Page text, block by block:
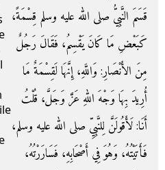
قَسَمَ النَّبِيُّ صلى الله عليه وسلم قِسْمَةً،
كَبَعْضِ مَا كَانَ يَقْسِمُ، فَقَالَ رَجُلٌ
مِنَ الأَنْصَارِ‏:‏ وَاللَّهِ، إِنَّهَا لَقِسْمَةٌ مَا
أُرِيدَ بِهَا وَجْهَ اللهِ عَزَّ وَجَلَّ، قُلْتُ
أَنَا‏:‏ لَأَقُولَنَّ لِلنَّبِيِّ صلى الله عليه وسلم،
فَأَتَيْتُهُ، وَهُوَ فِي أَصْحَابِهِ، فَسَارَرْتُهُ،